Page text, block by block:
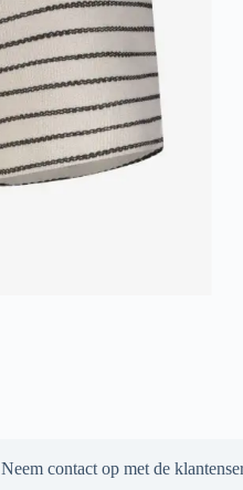
Neem contact op met de